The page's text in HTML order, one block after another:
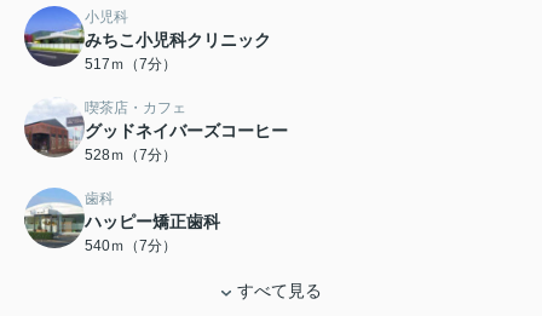
小児科
みちこ小児科クリニック
517ｍ（7分）
喫茶店・カフェ
グッドネイバーズコーヒー
528ｍ（7分）
歯科
ハッピー矯正歯科
540ｍ（7分）
すべて見る